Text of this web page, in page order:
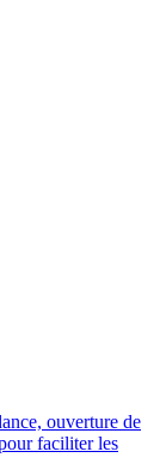
ouverture de
faciliter les